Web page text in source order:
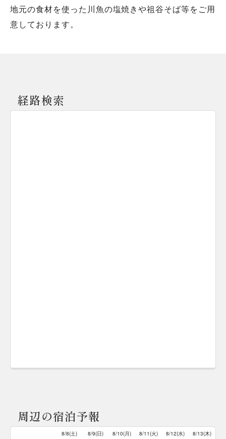
地元の食材を使った川魚の塩焼きや祖谷そば等をご用
意しております。
経路検索
周辺の宿泊予報
8/8(土) 8/9(日) 8/10(月) 8/11(火) 8/12(水) 8/13(木)